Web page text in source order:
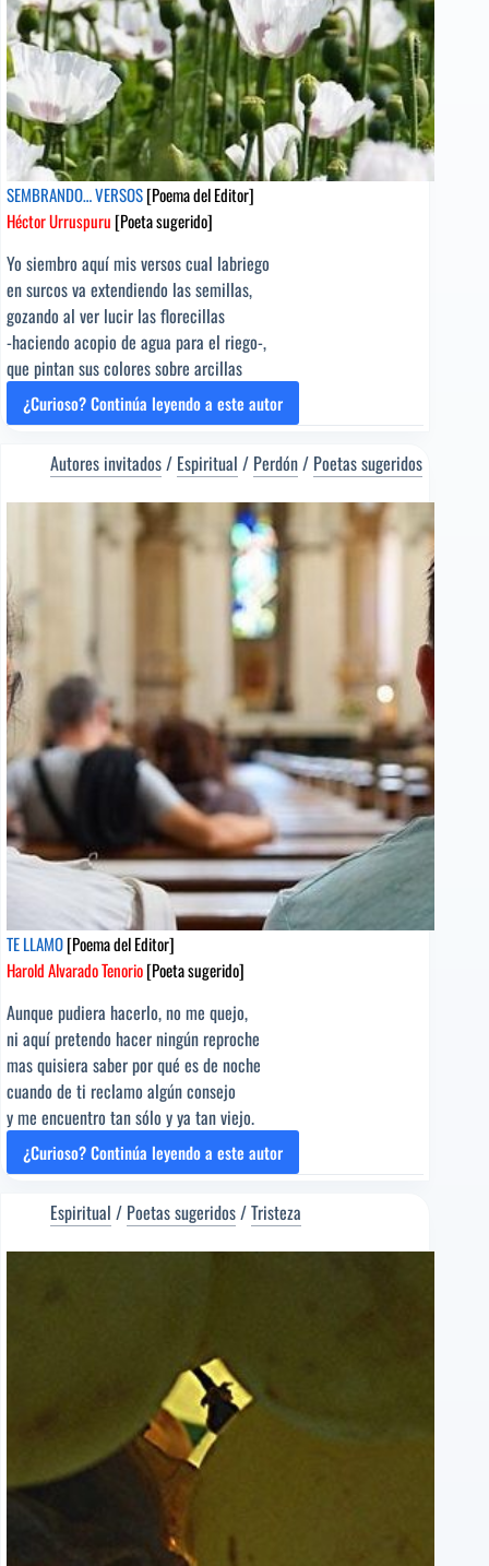
SEMBRANDO… VERSOS[Poema del Editor]
Héctor Urruspuru [Poeta sugerido]
Yo siembro aquí mis versos cual labriego
en surcos va extendiendo las semillas,
gozando al ver lucir las florecillas
-haciendo acopio de agua para el riego-,
que pintan sus colores sobre arcillas
¿Curioso? Continúa leyendo a este autor
SEMBRANDO…
[Poema
del
Editor]
Héctor
Urruspuru
Autores invitados/ Espiritual / Perdón/ Poetas sugeridos
TE LLAMO[Poema del Editor]
Harold Alvarado Tenorio[Poeta sugerido]
Aunque pudiera hacerlo, no me quejo,
ni aquí pretendo hacer ningún reproche
mas quisiera saber por qué es de noche
cuando de ti reclamo algún consejo
y me encuentro tan sólo y ya tan viejo.
¿Curioso? Continúa leyendo a este autor
TE
[Poema
del
Editor]
sugerido]
Espiritual / Poetas sugeridos/Tristeza